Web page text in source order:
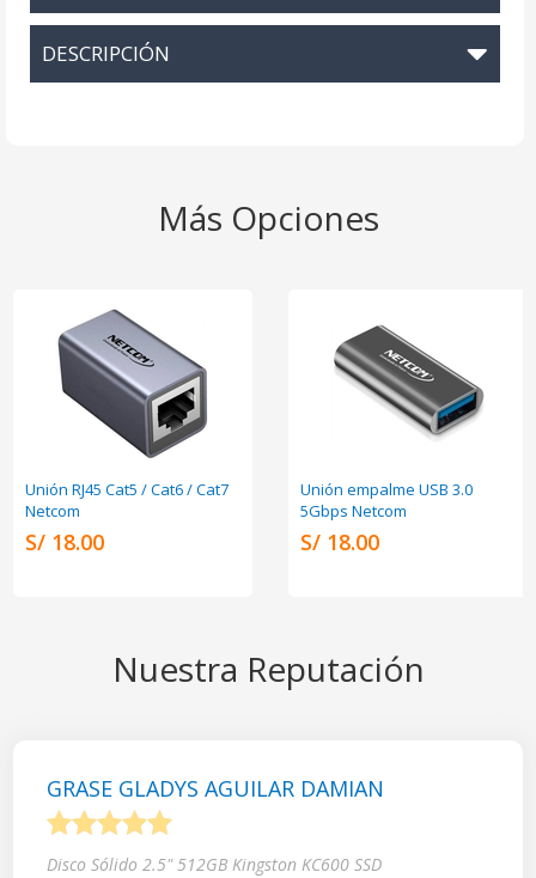
DESCRIPCIÓN
Más Opciones
Unión RJ45 Cat5 / Cat6 / Cat7
Netcom
S/ 18.00
Unión empalme USB 3.0
5Gbps Netcom
S/ 18.00
Nuestra Reputación
GRASE GLADYS AGUILAR DAMIAN
Disco Sólido 2.5" 512GB Kingston KC600 SSD